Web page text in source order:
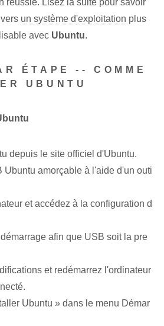
réussie. Lisez la suite pour savoir
un système d'exploitation plus
avec Ubuntu.
ÉTAPE -- COMME
UBUNTU
depuis le site officiel d'Ubuntu.
Ubuntu amorçable à l'aide d'un outi
et accédez à la configuration d
afin que USB soit la pre
et redémarrez l'ordinateur
Ubuntu » dans le menu Démar